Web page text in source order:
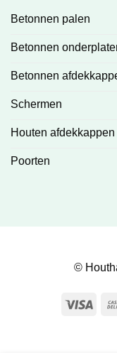
Betonnen palen
Betonnen
Betonnen
Schermen
Houten afdekkappen
Poorten
©
Visa